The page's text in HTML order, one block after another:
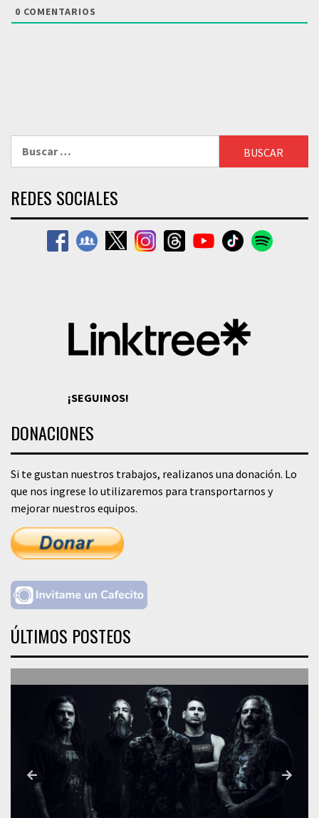
0 COMENTARIOS
REDES SOCIALES
¡SEGUINOS!
DONACIONES
Si te gustan nuestros trabajos, realizanos una donación. Lo
que nos ingrese lo utilizaremos para transportarnos y
mejorar nuestros equipos.
ÚLTIMOS POSTEOS